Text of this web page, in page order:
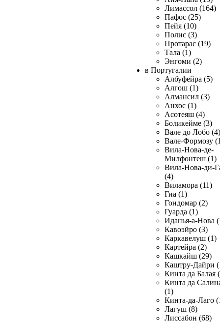
Лимассол (164)
Пафос (25)
Пейя (10)
Полис (3)
Протарас (19)
Тала (1)
Энгоми (2)
в Португалии
Албуфейра (5)
Алгош (1)
Алмансил (3)
Анхос (1)
Асотеяш (4)
Боликейме (3)
Вале до Лобо (4)
Вале-Формозу
Вила-Нова-де-
Милфонтеш (1)
Вила-Нова-ди-
(4)
Виламора (11)
Гиа (1)
Гондомар (2)
Гуарда (1)
Иданья-а-Нова
Кавоэйро (3)
Каркавелуш (1)
Картейра (2)
Кашкайш (29)
Каштру-Дайри
Кинта да Балая
Кинта да
(1)
Кинта-да-Лаго
Лагуш (8)
Лиссабон (68)